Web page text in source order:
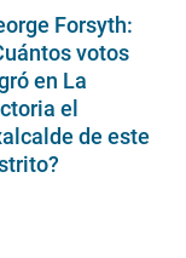
Forsyth:
votos
en La
el
de este